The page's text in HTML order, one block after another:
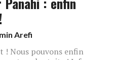
Arefi
! Nous pouvons enfin